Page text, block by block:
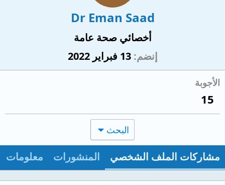
Dr Eman Saad
أخصائي صحة عامة
إنضم 13 فبراير 2022
الأجوبة
15
البحث
مشاركات الملف الشخصي المنشورات معلومات